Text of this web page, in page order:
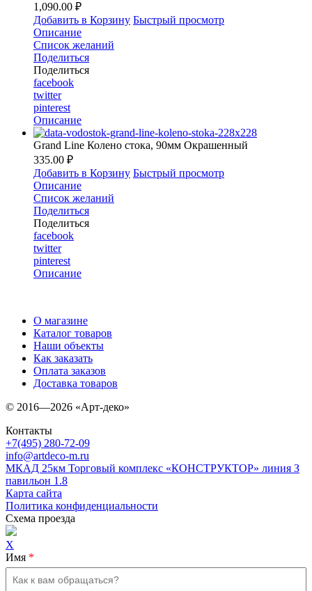
1,090.00 ₽
Добавить в Корзину Быстрый просмотр
Описание
Список желаний
Поделиться
Поделиться
facebook
twitter
pinterest
Описание
Grand Line Колено стока, 90мм Окрашенный
335.00 ₽
Добавить в Корзину Быстрый просмотр
Описание
Список желаний
Поделиться
Поделиться
facebook
twitter
pinterest
Описание
О магазине
Каталог товаров
Наши объекты
Как заказать
Оплата заказов
Доставка товаров
© 2016—2026 «Арт-деко»
Контакты
+7(495) 280-72-09
info@artdeco-m.ru
МКАД 25км Торговый комплекс «КОНСТРУКТОР» линия З
павильон 1.8
Карта сайта
Политика конфиденциальности
Схема проезда
X
Имя *